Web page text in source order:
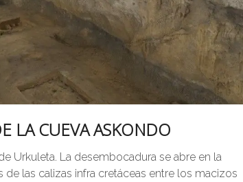
LA CUEVA ASKONDO
Urkuleta. La desembocadura se abre en la
las calizas infra cretáceas entre los macizos